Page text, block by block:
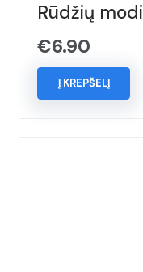
Rūdžių
€6.90
Į KREPŠELĮ